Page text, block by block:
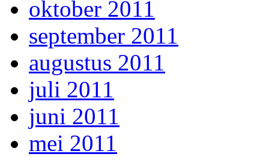
oktober 2011
september 2011
augustus 2011
juli 2011
juni 2011
mei 2011